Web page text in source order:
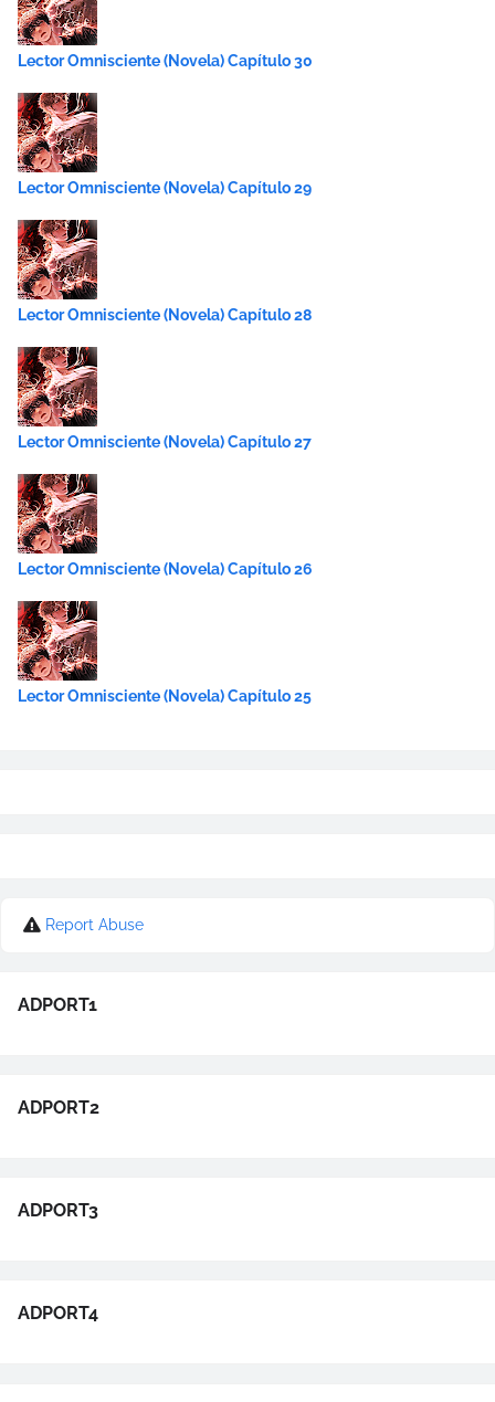
Lector Omnisciente (Novela) Capítulo 30
Lector Omnisciente (Novela) Capítulo 29
Lector Omnisciente (Novela) Capítulo 28
Lector Omnisciente (Novela) Capítulo 27
Lector Omnisciente (Novela) Capítulo 26
Lector Omnisciente (Novela) Capítulo 25
Report Abuse
ADPORT1
ADPORT2
ADPORT3
ADPORT4